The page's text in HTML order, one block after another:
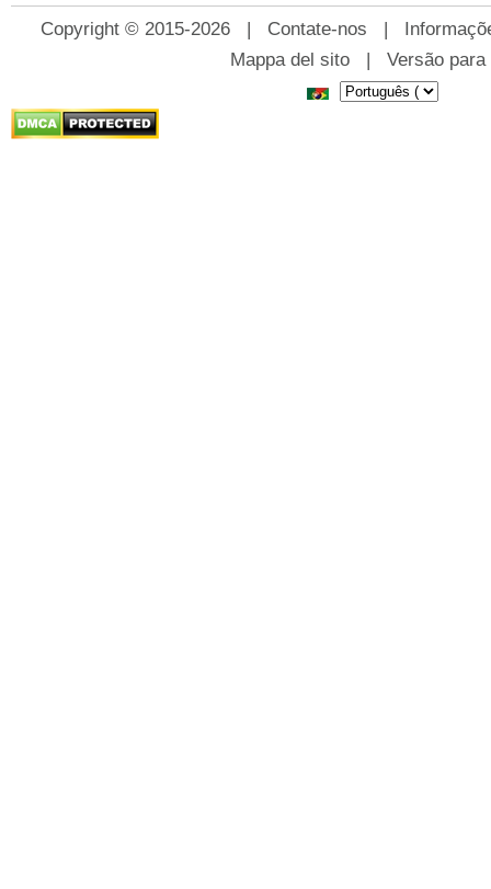
Copyright © 2015-2026 | Contate-nos |
Mappa del sito| Versão para